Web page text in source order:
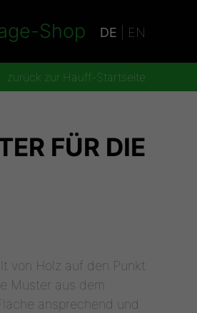
Shop DE EN
zurück zur Hauff-Startseite
FÜR DIE
von Holz auf den Punkt
Muster aus dem
ansprechend und